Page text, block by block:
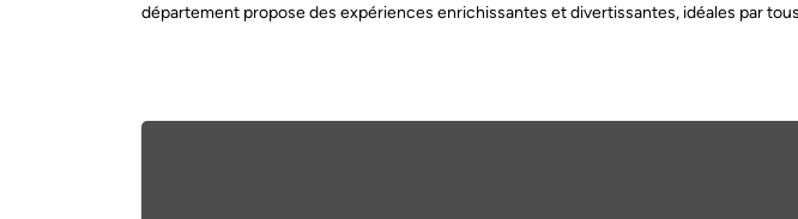
département propose des expériences enrichissantes et divertissantes, idéales par